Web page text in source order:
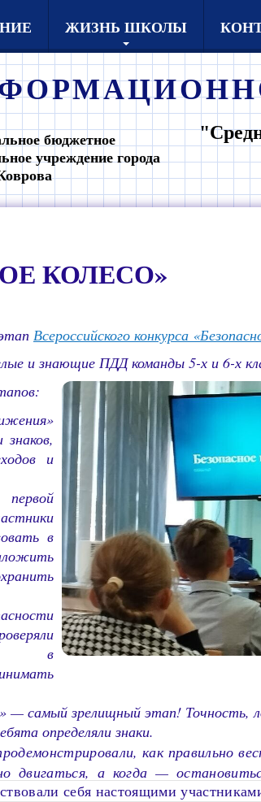
ЖИЗНЬ ШКОЛЫ
бюджетное
учреждение города
КОЛЕСО»
Всероссийского конкурса
и знающие ПДД команды 5-х и 6-х
и
в
в
— самый зрелищный этап! Точность,
определяли знаки.
как правильно
двигаться, а когда —
себя настоящими